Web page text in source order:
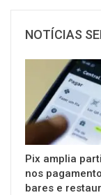
NOTÍCIAS
Pix amplia
nos
bares e